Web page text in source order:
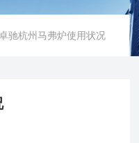
驰杭州马弗炉使用状况